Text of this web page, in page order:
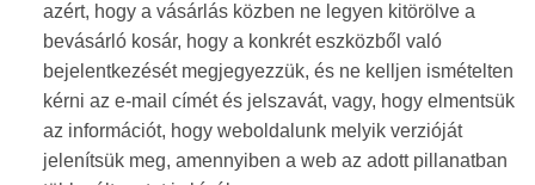
azért, hogy a vásárlás közben ne legyen kitörölve a
bevásárló kosár, hogy a konkrét eszközből való
bejelentkezését megjegyezzük, és ne kelljen ismételten
kérni az e-mail címét és jelszavát, vagy, hogy elmentsük
az információt, hogy weboldalunk melyik verzióját
jelenítsük meg, amennyiben a web az adott pillanatban